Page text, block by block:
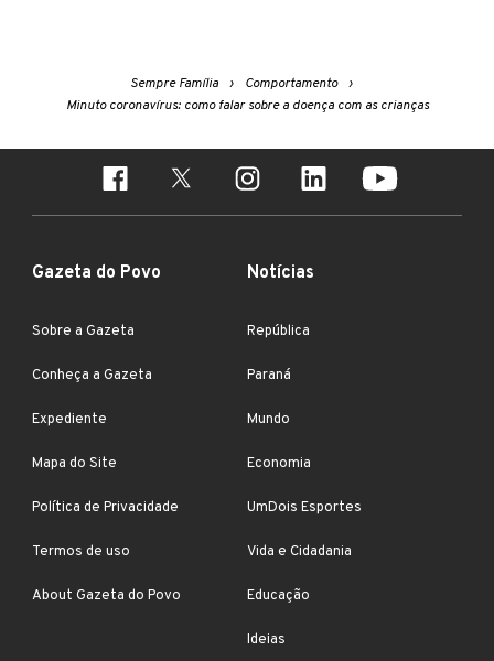
Sempre Família
Comportamento
Minuto coronavírus: como falar sobre a doença com as crianças
Gazeta do Povo
Sobre a Gazeta
Conheça a Gazeta
Expediente
Mapa do Site
Política de Privacidade
Termos de uso
About Gazeta do Povo
Notícias
República
Paraná
Mundo
Economia
UmDois Esportes
Vida e Cidadania
Educação
Ideias